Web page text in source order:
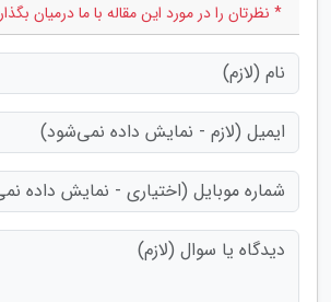
* نظرتان را در مورد این مقاله با ما درمیان